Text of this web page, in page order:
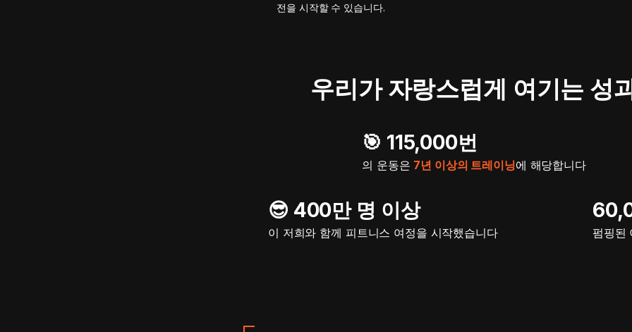
전을 시작할 수 있습니다.
우리가 자랑스럽게 여기는 성
😎 400만 명 이상
이 저희와 함께 피트니스 여정을 시작했습니다
🎯️ 115,000번
의 운동은 7년 이상의 트레이닝에 해당합니다
펌핑된